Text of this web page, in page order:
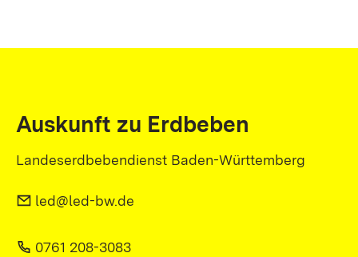
Auskunft zu Erdbeben
Landeserdbebendienst Baden-Württemberg
led@led-bw.de
0761 208-3083